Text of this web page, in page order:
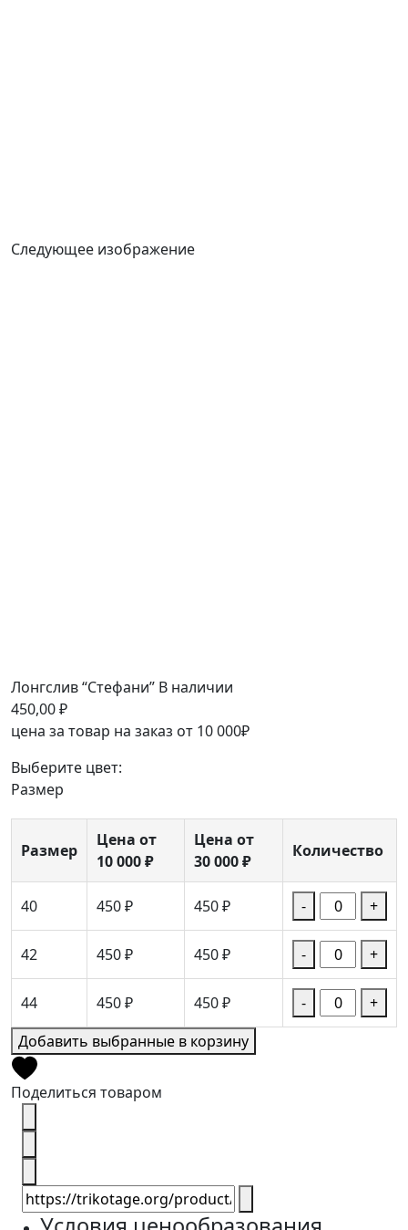
Следующее изображение
Лонгслив “Стефани” В наличии
450,00₽
цена за товар на заказ от 10 000₽
Выберите цвет:
Размер
Размер
Цена от
10 000 ₽
Цена от
30 000 ₽
Количество
40 450 ₽ 450 ₽ - +
42 450 ₽ 450 ₽ - +
44 450 ₽ 450 ₽ -
+
Добавить выбранные в корзину
Поделиться товаром